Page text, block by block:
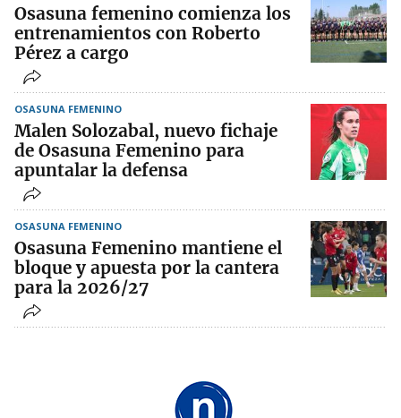
Osasuna femenino comienza los
entrenamientos con Roberto
Pérez a cargo
OSASUNA FEMENINO
Malen Solozabal, nuevo fichaje
de Osasuna Femenino para
apuntalar la defensa
OSASUNA FEMENINO
Osasuna Femenino mantiene el
bloque y apuesta por la cantera
para la 2026/27